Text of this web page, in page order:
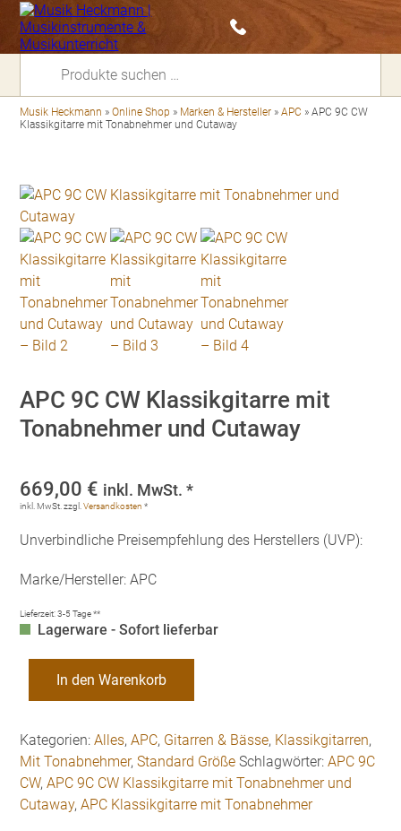
Musik Heckmann »Online Shop » Marken & Hersteller »APC »APC 9C CW
Klassikgitarre mit Tonabnehmer und Cutaway
APC 9C CW Klassikgitarre mit
Tonabnehmer und Cutaway
669,00 € inkl. MwSt. *
inkl. MwSt. zzgl.Versandkosten *
Unverbindliche Preisempfehlung des Herstellers (UVP):
Marke/Hersteller: APC
Lieferzeit:3-5 Tage **
Lagerware - Sofort lieferbar
Klassikgitarre
mit
Tonabnehmer
und
In den Warenkorb
Kategorien:Alles,APC, Gitarren & Bässe, Klassikgitarren,
Mit Tonabnehmer,Standard Größe Schlagwörter:APC 9C
CW,APC 9C CW Klassikgitarre mit Tonabnehmer und
Cutaway,APC Klassikgitarre mit Tonabnehmer